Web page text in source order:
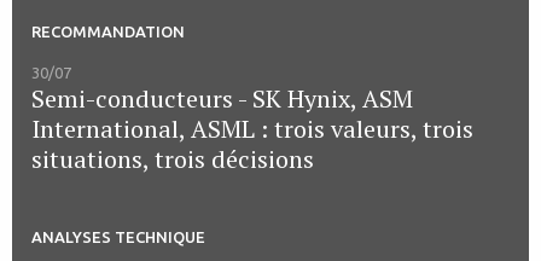
RECOMMANDATION
30/07
Semi-conducteurs - SK Hynix, ASM
International, ASML : trois valeurs, trois
situations, trois décisions
ANALYSES TECHNIQUE